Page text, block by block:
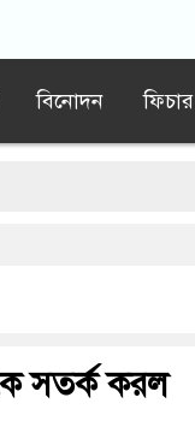
বিনোদন ফিচার
রহমান: কাদের সিদ্দিকী
সতর্ক করল